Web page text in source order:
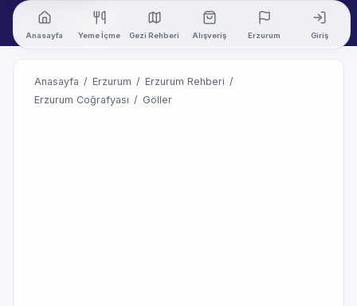
Anasayfa Yeme İçme Gezi Rehberi Alışveriş Erzurum Giriş
Anasayfa / Erzurum / Erzurum Rehberi /
Erzurum Coğrafyası / Göller